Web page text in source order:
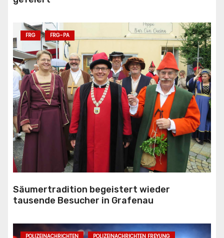
FRG FRG-PA
Säumertradition begeistert wieder
tausende Besucher in Grafenau
POLIZEINACHRICHTEN POLIZEINACHRICHTEN FREYUNG